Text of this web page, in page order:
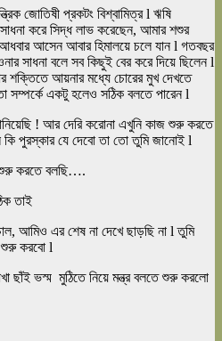
জোতিষী প্রকটং বিশ্বামিত্র l ঋষি
সাধনা করে সিদ্ধ লাভ করেছেন, আমার শশুর
আসেন আবার হিমালয়ে চলে যান l গতবছর
সাধনা বলে সব কিছুই বের করে দিয়ে ছিলেন l
শক্তিতে আয়নার মধ্যে চোরের মুখ দেখতে
সম্পর্কে একটু হলেও সঠিক বলতে পারেন l
! আর দেরি করোনা এখুনি কাজ শুরু করতে
পুরস্কার যে দেবো তা তো তুমি জানোই l
শুরু করতে বলছি….
তাই
আমিও এর শেষ না দেখে ছাড়ছি না l তুমি
শুরু করবো l
ছাঁই ভস্ম মুঠিতে নিয়ে মন্ত্র বলতে শুরু করলো